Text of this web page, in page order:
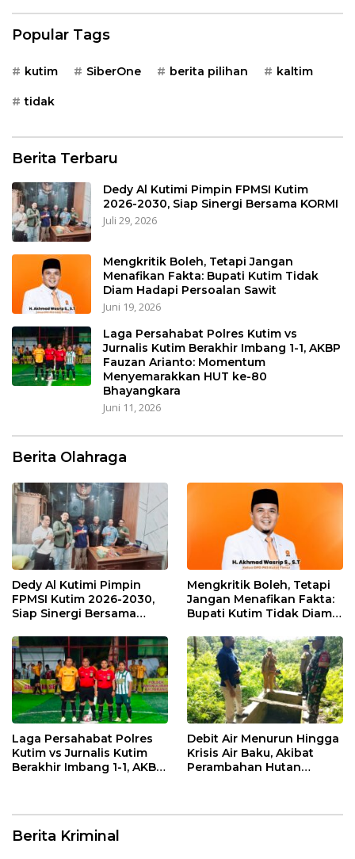
Popular Tags
kutim SiberOne berita pilihan kaltim
tidak
Berita Terbaru
Dedy Al Kutimi Pimpin FPMSI Kutim
2026-2030, Siap Sinergi Bersama KORMI
Juli 29, 2026
Mengkritik Boleh, Tetapi Jangan
Menafikan Fakta: Bupati Kutim Tidak
Diam Hadapi Persoalan Sawit
Juni 19, 2026
Laga Persahabat Polres Kutim vs
Jurnalis Kutim Berakhir Imbang 1-1, AKBP
Fauzan Arianto: Momentum
Menyemarakkan HUT ke-80
Bhayangkara
Juni 11, 2026
Berita Olahraga
Dedy Al Kutimi Pimpin
FPMSI Kutim 2026-2030,
Siap Sinergi Bersama
Mengkritik Boleh, Tetapi
Jangan Menafikan Fakta:
Bupati Kutim Tidak Diam
Laga Persahabat Polres
Kutim vs Jurnalis Kutim
Berakhir Imbang 1-1, AKBP
Debit Air Menurun Hingga
Krisis Air Baku, Akibat
Perambahan Hutan
Berita Kriminal